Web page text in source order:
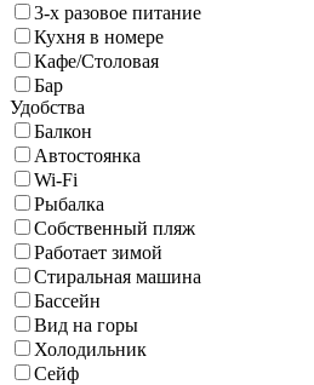
3-х разовое питание
Кухня в номере
Кафе/Столовая
Бар
Удобства
Балкон
Автостоянка
Wi-Fi
Рыбалка
Собственный пляж
Работает зимой
Стиральная машина
Бассейн
Вид на горы
Холодильник
Сейф